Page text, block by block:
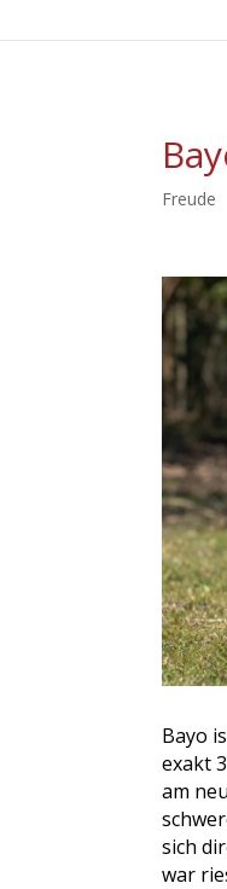
Freude
Bayo
exakt
am
sich
war